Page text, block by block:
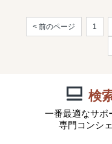
との直接関係」が黎明コ
もあります。
コンルティングだけにと
トいたします。
＜サポート対応業界例＞
■タイ・リサイクル事業
■ＡＳＥＡＮ販売チャネ
■ベトナム適格製造委託先
< 前のページ 1
検
一番最適なサポ
専門コンシ